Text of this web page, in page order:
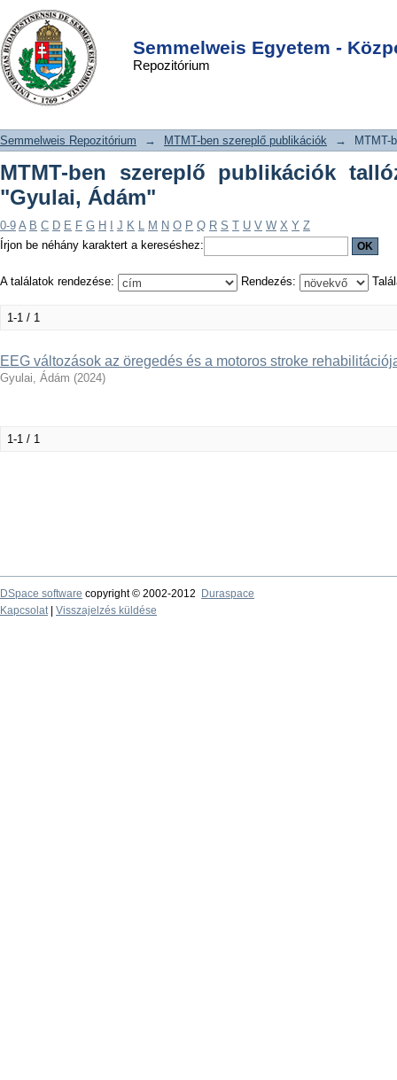
Semmelweis Egyetem -
Repozitórium
MTMT-ben szereplő publikációk
tallózása szerző szerint "Gyulai,
Ádám"
DSpace/Manakin Repository
Semmelweis Repozitórium → MTMT-ben szereplő publikációk → MTMT-
MTMT-ben szereplő publikációk
"Gyulai, Ádám"
0-9 A B C D E F G H J K L M N O P Q R S T U V W X Y Z
Írjon be néhány karaktert a kereséshez:
A találatok rendezése: Rendezés:
1-1 / 1
EEG változások az öregedés és a motoros stroke
Gyulai, Ádám (2024)
1-1 / 1
DSpace software copyright © 2002-2012
Duraspace
Kapcsolat| Visszajelzés küldése